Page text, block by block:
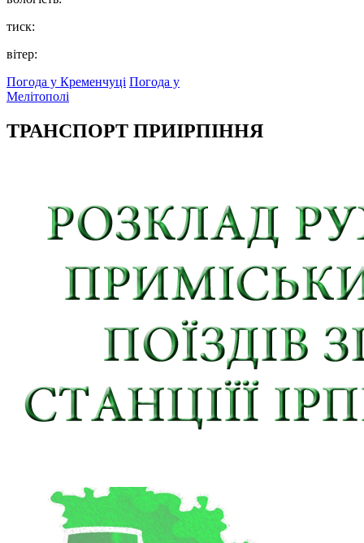
тиск:
вітер:
Погода у Кременчуці Погода у
Мелітополі
ТРАНСПОРТ ПРИІРПІННЯ